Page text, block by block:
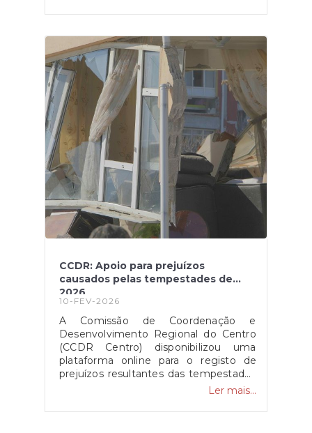
durante os próximos três meses,
da guerra no Médio Oriente.
CCDR: Apoio para prejuízos
causados pelas tempestades de
2026
10-FEV-2026
A Comissão de Coordenação e
Desenvolvimento Regional do Centro
(CCDR Centro) disponibilizou uma
plataforma online para o registo de
prejuízos resultantes das tempestades
de 2026 que afetaram vários concelhos
cidadãos, empresas, agricultores e
Ler mais...